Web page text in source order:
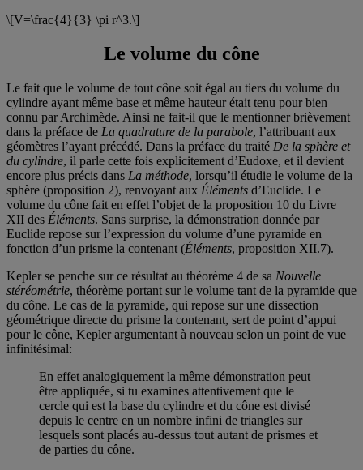
\[V=\frac{4}{3} \pi r^3.\]
Le volume du cône
Le fait que le volume de tout cône soit égal au tiers du volume du
cylindre ayant même base et même hauteur était tenu pour bien
connu par Archimède. Ainsi ne fait-il que le mentionner brièvement
dans la préface de La quadrature de la parabole, l’attribuant aux
géomètres l’ayant précédé. Dans la préface du traité De la sphère et
du cylindre, il parle cette fois explicitement d’Eudoxe, et il devient
encore plus précis dans La méthode, lorsqu’il étudie le volume de la
sphère (proposition 2), renvoyant aux Éléments d’Euclide. Le
volume du cône fait en effet l’objet de la proposition 10 du Livre
XII des Éléments. Sans surprise, la démonstration donnée par
Euclide repose sur l’expression du volume d’une pyramide en
fonction d’un prisme la contenant (Éléments, proposition XII.7).
Kepler se penche sur ce résultat au théorème 4 de sa Nouvelle
stéréométrie, théorème portant sur le volume tant de la pyramide que
du cône. Le cas de la pyramide, qui repose sur une dissection
géométrique directe du prisme la contenant, sert de point d’appui
pour le cône, Kepler argumentant à nouveau selon un point de vue
infinitésimal:
En effet analogiquement la même démonstration peut
être appliquée, si tu examines attentivement que le
cercle qui est la base du cylindre et du cône est divisé
depuis le centre en un nombre infini de triangles sur
lesquels sont placés au-dessus tout autant de prismes et
de parties du cône.